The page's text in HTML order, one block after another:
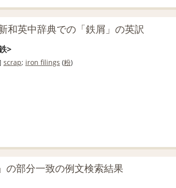
和英中辞典での「鉄屑」の英訳
>
scrap; iron filings (粉)
の部分一致の例文検索結果